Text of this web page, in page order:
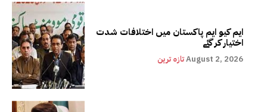
ایم کیو ایم پاکستان میں اختلافات شدت
اختیار کر گئے
تازہ ترینAugust 2, 2026